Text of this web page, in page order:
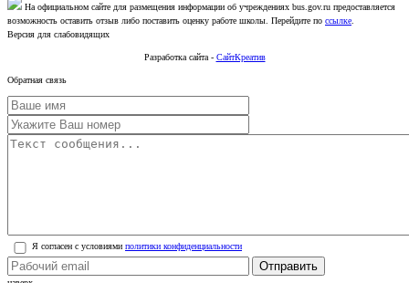
На официальном сайте для размещения информации об учреждениях bus.gov.ru предоставляется
возможность оставить отзыв либо поставить оценку работе школы. Перейдите по ссылке
Версия для слабовидящих
Разработка сайта - СайтКреатив
Обратная связь
Я согласен с условиями политики конфиденциальности
Отправить